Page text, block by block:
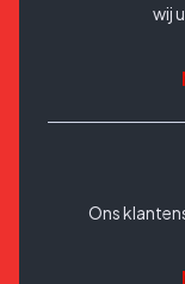
wij
Ons